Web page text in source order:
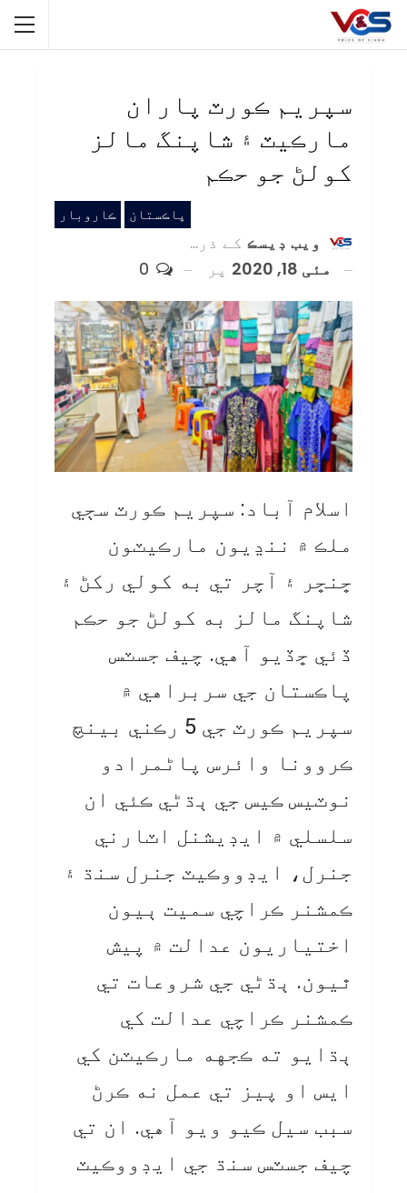
سپريم ڪورٽ پاران
مارڪيٽ ۽ شاپنگ مالز
کولڻ جو حڪم
پاڪستان ڪاروبار
ويب ڊيسڪ کے ذریعہ
مئی 18, 2020
پر
اسلام آباد: سپريم ڪورٽ سڄي
ملڪ ۾ ننڍيون مارڪيٽون
ڇنڇر ۽ آچر تي به کولي رکڻ ۽
شاپنگ مالز به کولڻ جو حڪم
ڏئي ڇڏيو آهي. چيف جسٽس
پاڪستان جي سربراهي ۾
سپريم ڪورٽ جي 5 رڪني بينچ
ڪروونا وائرس پاڻمرادو
نوٽيس ڪيس جي ٻڌڻي ڪئي ان
سلسلي ۾ ايڊيشنل اٽارني
جنرل، ايڊووڪيٽ جنرل سنڌ ۽
ڪمشنر ڪراچي سميت ٻيون
اختياريون عدالت ۾ پيش
ٿيون. ٻڌڻي جي شروعات تي
ڪمشنر ڪراچي عدالت کي
ٻڌايو ته ڪجهه مارڪيٽن کي
ايس او پيز تي عمل نه ڪرڻ
سبب سيل ڪيو ويو آهي. ان تي
چيف جسٽس سنڌ جي ايڊووڪيٽ